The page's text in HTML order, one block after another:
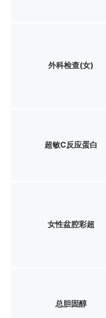
外科检查(女)
超敏C反应蛋白
女性盆腔彩超
总胆固醇